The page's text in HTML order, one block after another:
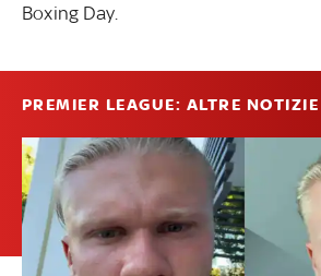
Boxing Day.
PREMIER LEAGUE: ALTRE NOTIZIE